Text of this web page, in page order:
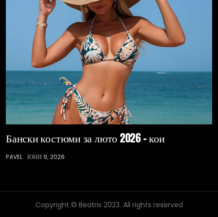
Бански костюми за люто 2026 – кои
PAVEL ЮНИ 9, 2026
Copyright © Beatrix 2023. All rights reserved